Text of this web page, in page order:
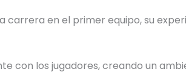
carrera en el primer equipo, su
con los jugadores, creando un